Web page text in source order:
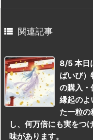
 関連記事
8/5 本日
ばいび
の購入・
縁起のよ
た一粒
し、何万倍にも実をつ
味があります。